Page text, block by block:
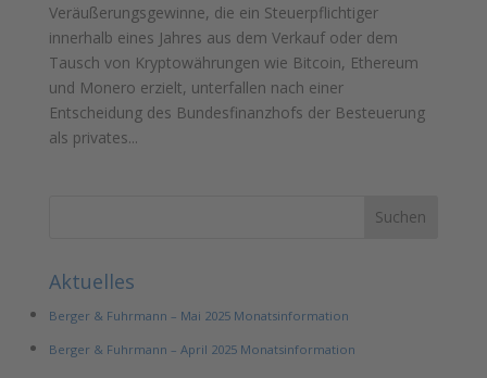
Veräußerungsgewinne, die ein Steuerpflichtiger
innerhalb eines Jahres aus dem Verkauf oder dem
Tausch von Kryptowährungen wie Bitcoin, Ethereum
und Monero erzielt, unterfallen nach einer
Entscheidung des Bundesfinanzhofs der Besteuerung
als privates...
Aktuelles
Berger & Fuhrmann – Mai 2025 Monatsinformation
Berger & Fuhrmann – April 2025 Monatsinformation